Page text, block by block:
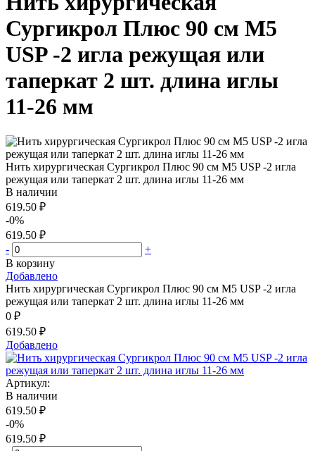
Сургикрол Плюс 90 см М5
USP -2 игла режущая или
таперкат 2 шт. длина иглы
11-26 мм
Нить хирургическая Сургикрол Плюс 90 см М5 USP -2 игла
режущая или таперкат 2 шт. длина иглы 11-26 мм
В наличии
619.50 ₽
-0%
619.50 ₽
-
+
В корзину
Добавлено
Нить хирургическая Сургикрол Плюс 90 см М5 USP -2 игла
режущая или таперкат 2 шт. длина иглы 11-26 мм
0 ₽
619.50 ₽
Добавлено
Артикул:
В наличии
619.50 ₽
-0%
619.50 ₽